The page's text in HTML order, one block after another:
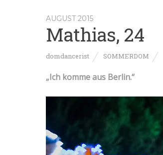
AUGUST 2015
Mathias, 24
domdancerist SOMMERDOM
„Ich komme aus Berlin.“